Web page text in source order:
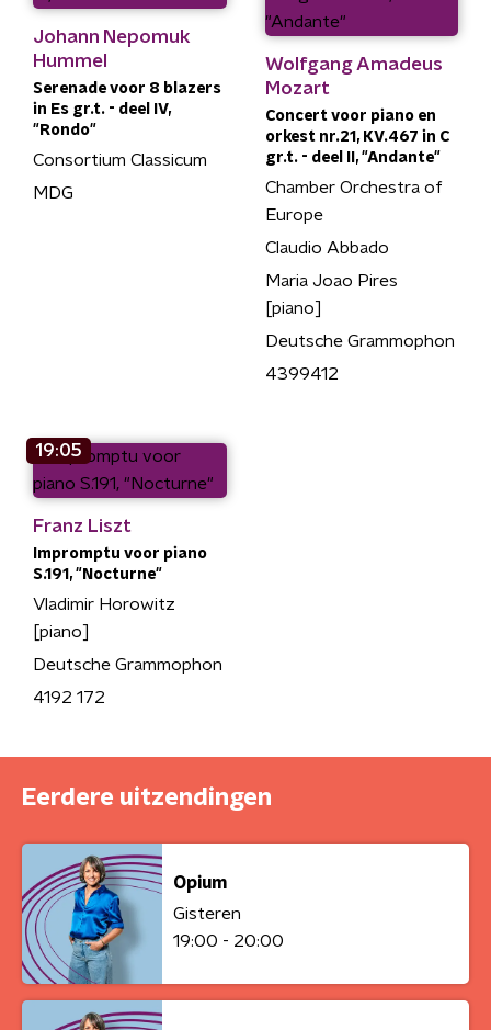
Johann Nepomuk
Hummel
Serenade voor 8 blazers
in Es gr.t. - deel IV,
"Rondo"
Consortium Classicum
MDG
Wolfgang Amadeus
Mozart
Concert voor piano en
orkest nr.21, KV.467 in C
gr.t. - deel II, "Andante"
Chamber Orchestra of
Europe
Claudio Abbado
Maria Joao Pires
[piano]
Deutsche Grammophon
4399412
19:05
Franz Liszt
Impromptu voor piano
S.191, "Nocturne"
Vladimir Horowitz
[piano]
Deutsche Grammophon
4192 172
Eerdere uitzendingen
Opium
Gisteren
19:00 - 20:00